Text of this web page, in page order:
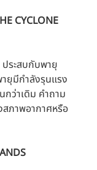
CYCLONE
ระสบกับพายุ
ยุมีกำลังรุนแรง
กว่าเดิม คำถาม
ภาพอากาศหรือ